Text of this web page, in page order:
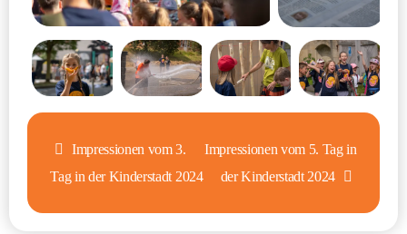
Beitragsnavigation
Impressionen vom 3.
Tag in der Kinderstadt 2024
Impressionen vom 5. Tag in
der Kinderstadt 2024